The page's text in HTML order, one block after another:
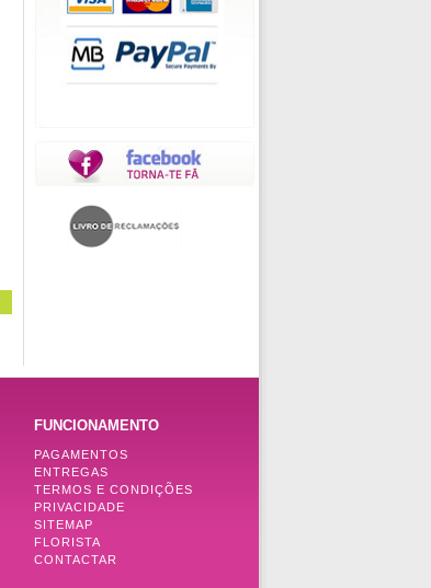
FUNCIONAMENTO
PAGAMENTOS
ENTREGAS
TERMOS E CONDIÇÕES
PRIVACIDADE
SITEMAP
FLORISTA
CONTACTAR